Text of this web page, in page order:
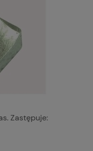
Zastępuje: